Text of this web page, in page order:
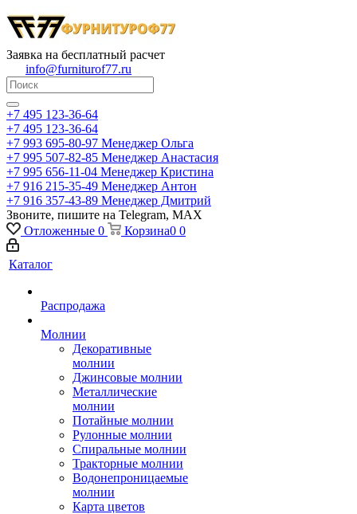
Заявка на бесплатный расчет
info@furniturof77.ru
+7 495 123-36-64
+7 495 123-36-64
+7 993 695-80-97 Менеджер Ольга
+7 995 507-82-85 Менеджер Анастасия
+7 995 656-11-04 Менеджер Кристина
+7 916 215-35-49 Менеджер Антон
+7 916 357-43-89 Менеджер Дмитрий
Звоните, пишите на Telegram, MAX
Отложенные 0 Корзина0 0
Каталог
Распродажа
Молнии
Декоративные
молнии
Джинсовые молнии
Металлические
молнии
Потайные молнии
Рулонные молнии
Спиральные молнии
Тракторные молнии
Водонепроницаемые
молнии
Карта цветов